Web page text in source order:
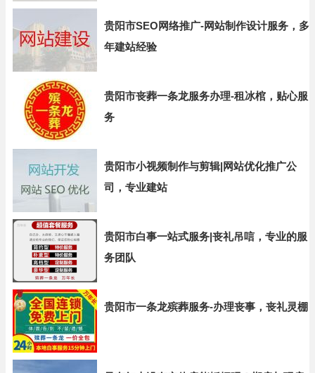
贵阳市SEO网络推广-网站制作设计服务，多
年建站经验
贵阳市丧葬一条龙服务办理-租冰棺，贴心服
务
贵阳市小视频制作与剪辑|网站优化推广公
司，专业建站
贵阳市白事一站式服务|丧礼吊唁，专业的服
务团队
贵阳市一条龙殡葬服务-办理丧事，丧礼灵棚